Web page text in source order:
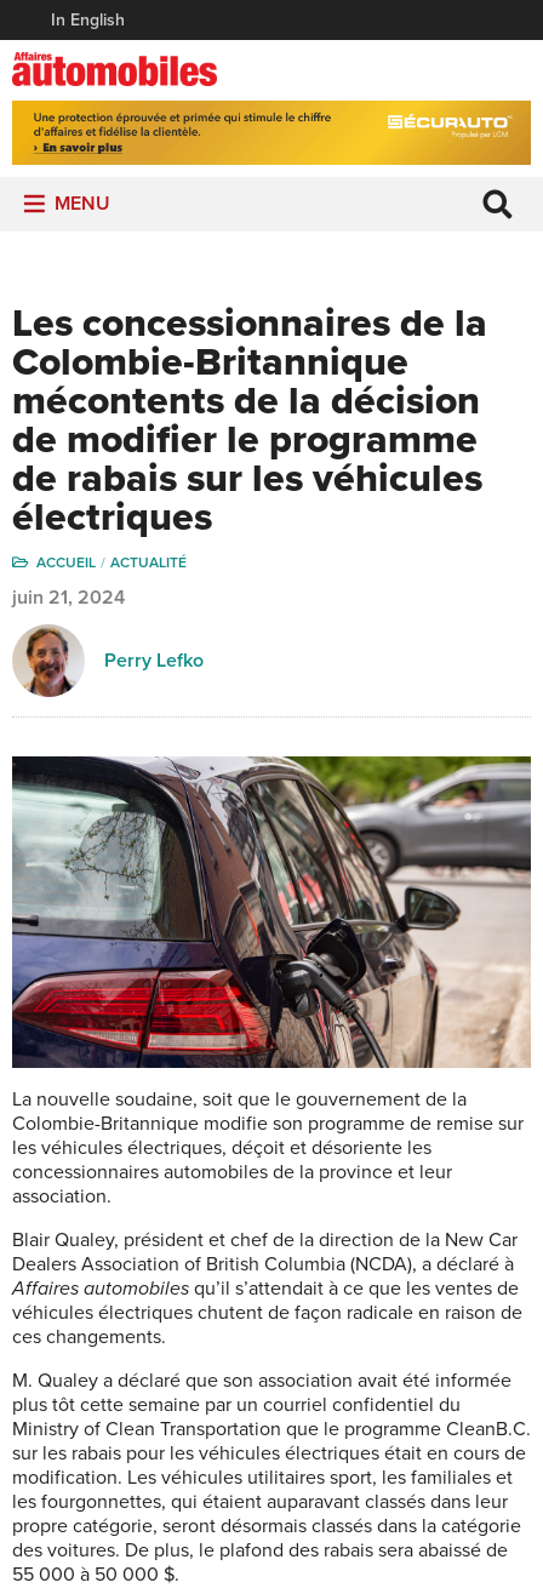
In English
MENU
Les concessionnaires de la
Colombie-Britannique
mécontents de la décision
de modifier le programme
de rabais sur les véhicules
électriques
ACCUEIL ACTUALITÉ
juin 21, 2024
Perry Lefko
La nouvelle soudaine, soit que le gouvernement de la
Colombie-Britannique modifie son programme de remise sur
les véhicules électriques, déçoit et désoriente les
concessionnaires automobiles de la province et leur
association.
Blair Qualey, président et chef de la direction de la New Car
Dealers Association of British Columbia (NCDA), a déclaré à
Affaires automobiles qu’il s’attendait à ce que les ventes de
véhicules électriques chutent de façon radicale en raison de
ces changements.
M. Qualey a déclaré que son association avait été informée
plus tôt cette semaine par un courriel confidentiel du
Ministry of Clean Transportation que le programme CleanB.C.
sur les rabais pour les véhicules électriques était en cours de
modification. Les véhicules utilitaires sport, les familiales et
les fourgonnettes, qui étaient auparavant classés dans leur
propre catégorie, seront désormais classés dans la catégorie
des voitures. De plus, le plafond des rabais sera abaissé de
55 000 à 50 000 $.